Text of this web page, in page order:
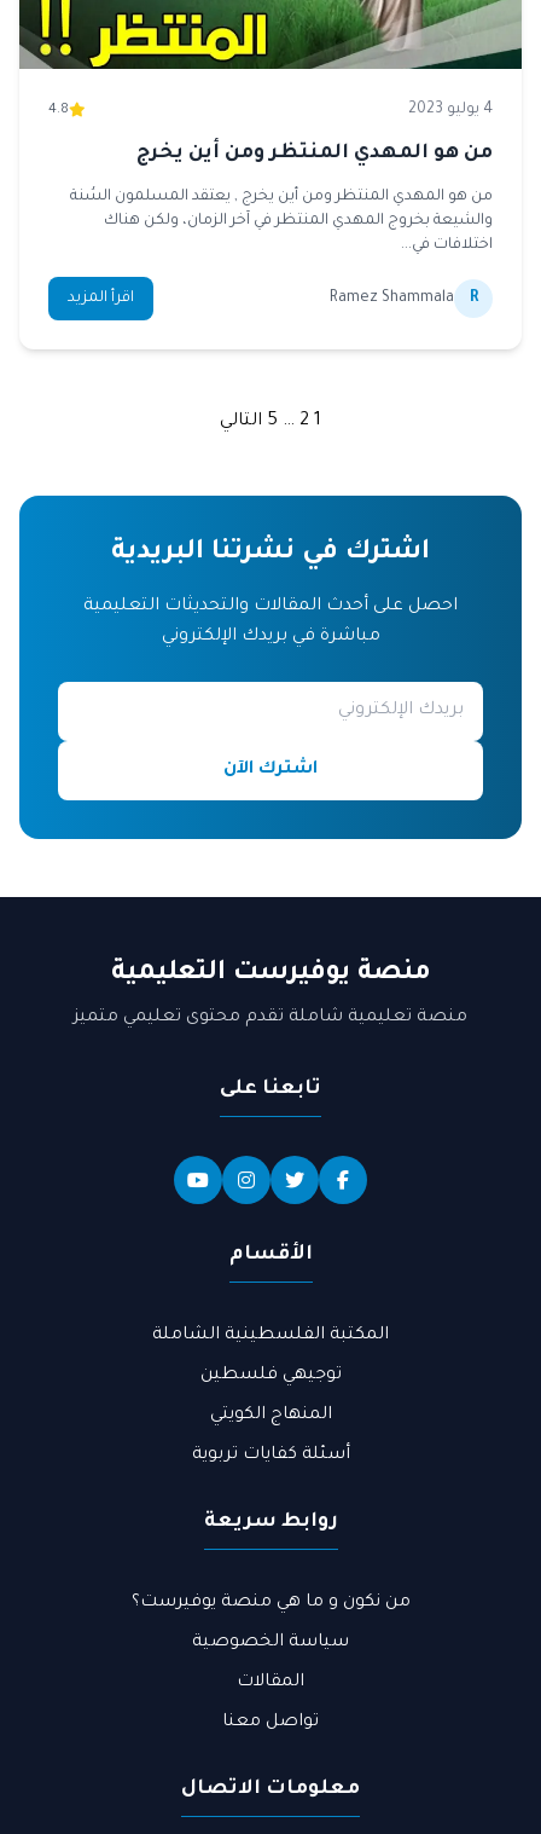
4 يوليو 2023 4.8
من هو المهدي المنتظر ومن أين يخرج
من هو المهدي المنتظر ومن أين يخرج , يعتقد المسلمون السُنة
والشيعة بخروج المهدي المنتظر في آخر الزمان، ولكن هناك
اختلافات في...
R
Ramez Shammala اقرأ المزيد
1
2
…
5 التالي
اشترك في نشرتنا البريدية
احصل على أحدث المقالات والتحديثات التعليمية
مباشرة في بريدك الإلكتروني
اشترك الآن
منصة يوفيرست التعليمية
منصة تعليمية شاملة تقدم محتوى تعليمي متميز
تابعنا على
الأقسام
المكتبة الفلسطينية الشاملة
توجيهي فلسطين
المنهاج الكويتي
أسئلة كفايات تربوية
روابط سريعة
من نكون و ما هي منصة يوفيرست؟​
سياسة الخصوصية
المقالات
تواصل معنا
معلومات الاتصال